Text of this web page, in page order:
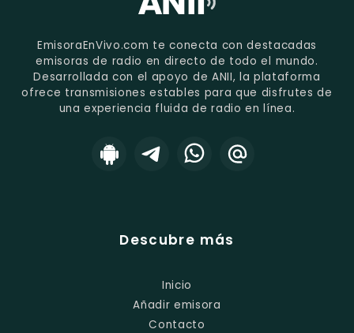
EmisoraEnVivo.com te conecta con destacadas
emisoras de radio en directo de todo el mundo.
Desarrollada con el apoyo de ANII, la plataforma
ofrece transmisiones estables para que disfrutes de
una experiencia fluida de radio en línea.
Descubre más
Inicio
Añadir emisora
Contacto